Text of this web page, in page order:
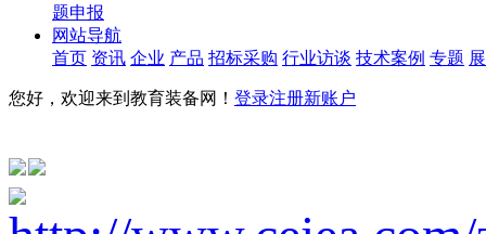
题申报
网站导航
首页 资讯 企业 产品 招标采购 行业访谈 技术案例 专题
您好，欢迎来到教育装备网！ 登录注册新账户